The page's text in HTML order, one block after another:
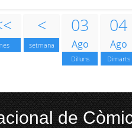
<
setmana
03
Ago
Dilluns
04
Ago
Dimarts
de